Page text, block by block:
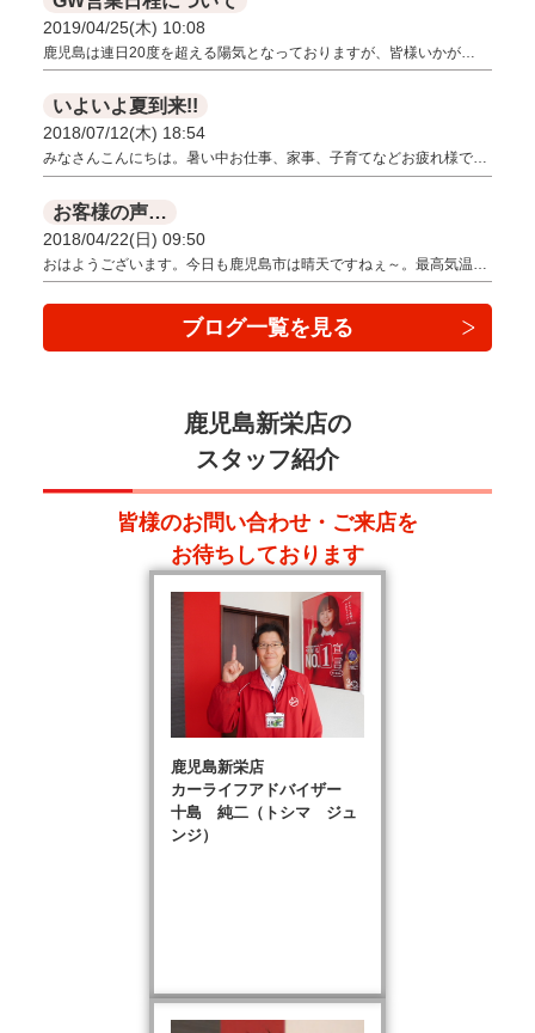
2019/04/25(木) 10:08
鹿児島は連日20度を超える陽気となっておりますが、皆様いかが…
いよいよ夏到来!!
2018/07/12(木) 18:54
みなさんこんにちは。暑い中お仕事、家事、子育てなどお疲れ様で…
お客様の声…
2018/04/22(日) 09:50
おはようございます。今日も鹿児島市は晴天ですねぇ～。最高気温…
ブログ一覧を見る
鹿児島新栄店の
スタッフ紹介
皆様のお問い合わせ・ご来店を
お待ちしております
鹿児島新栄店
カーライフアドバイザー
十島 純二（トシマ ジュ
ンジ）